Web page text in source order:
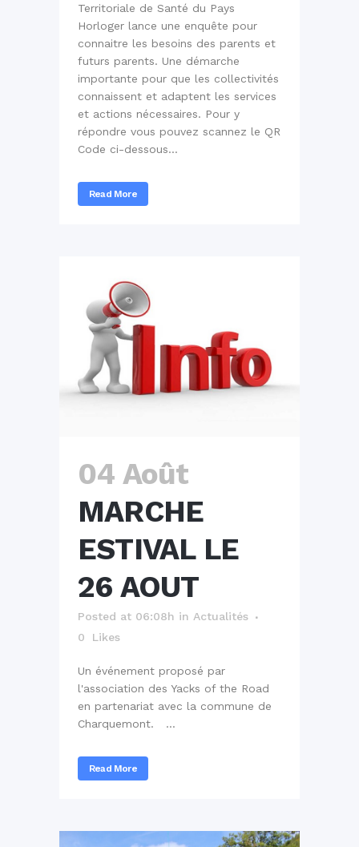
Territoriale de Santé du Pays
Horloger lance une enquête pour
connaitre les besoins des parents et
futurs parents. Une démarche
importante pour que les collectivités
connaissent et adaptent les services
et actions nécessaires. Pour y
répondre vous pouvez scannez le QR
Code ci-dessous...
Read More
04 Août
MARCHE
ESTIVAL LE
26 AOUT
Posted at 06:08h in Actualités
0
Likes
Un événement proposé par
l'association des Yacks of the Road
en partenariat avec la commune de
Charquemont. ...
Read More